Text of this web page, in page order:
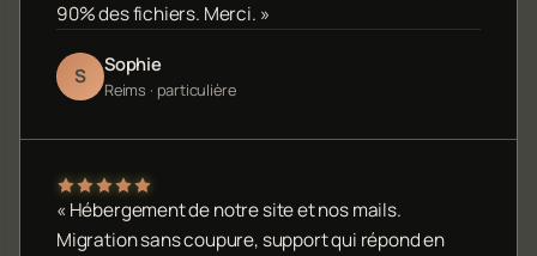
90% des fichiers. Merci. »
S Sophie
Reims · particulière
« Hébergement de notre site et nos mails.
Migration sans coupure, support qui répond en